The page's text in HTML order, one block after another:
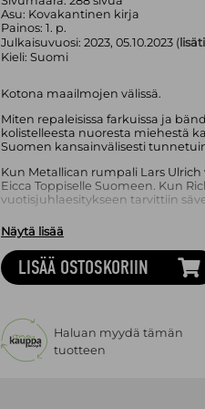
Asu: Kovakantinen kirja
Painos: 1. p.
Julkaisuvuosi: 2023, 05.10.2023 (
Kieli: Suomi
Kotona maailmojen välissä.
Miten repaleisissa farkuissa ja
kolistelleesta nuoresta miehestä
Suomen kansainvälisesti
Kun Metallican rumpali Lars
Eicca Toppiselle Suomeen. Kun
vuotisjuhlaesitykseen tarvittiin
Ura miljoonamyynteihin yltäneen
vienyt Eicca Toppisen ympäri
uhmaava menestystarina alkoi,
versioida Metallicaa neljällä
yhdistävä orkesteri, jonka uralle ei
Bändielämän keskellä Eicca
elämää Sipoossa – kunnes pitkä
mutta jokin pakotti eteenpäin.
Eicca – Yhdistävä tekijä ilmestyy
Näytä lisää
LISÄÄ OSTOSKORIIN
Haluan myydä tämän
tuotteen